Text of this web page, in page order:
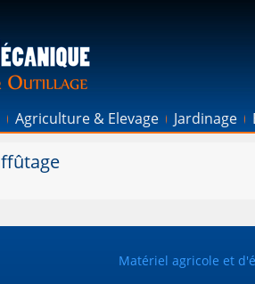
Agriculture & Elevage Jardinage
Matériel agricole et